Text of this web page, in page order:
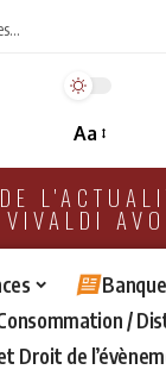
Aa
/
Droit de